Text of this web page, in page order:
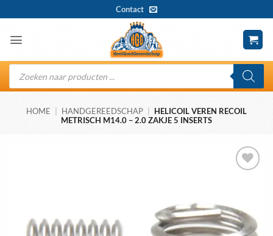
naar
inhoud
Contact
Producten
zoeken
HOME HANDGEREEDSCHAP
HELICOIL VEREN RECOIL
METRISCH M14.0 – 2.0 ZAKJE 5 INSERTS
wenslijst